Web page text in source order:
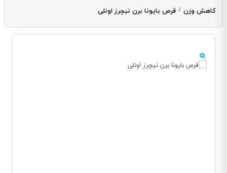
کاهش وزن / قرص بایونا برن نیچرز اونلی